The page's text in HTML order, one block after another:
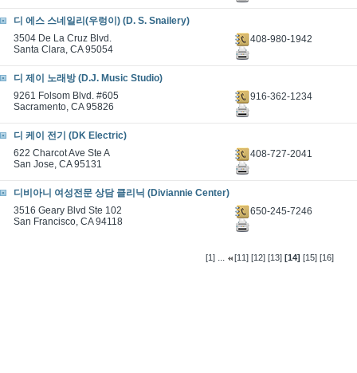
디 에스 스네일리(우렁이) (D. S. Snailery)
3504 De La Cruz Blvd.
Santa Clara, CA 95054
408-980-1942
디 제이 노래방 (D.J. Music Studio)
9261 Folsom Blvd. #605
Sacramento, CA 95826
916-362-1234
디 케이 전기 (DK Electric)
622 Charcot Ave Ste A
San Jose, CA 95131
408-727-2041
디비아니 여성전문 상담 클리닉 (Diviannie Center)
3516 Geary Blvd Ste 102
San Francisco, CA 94118
650-245-7246
[1] ... [11] [12] [13] [14] [15] [16]